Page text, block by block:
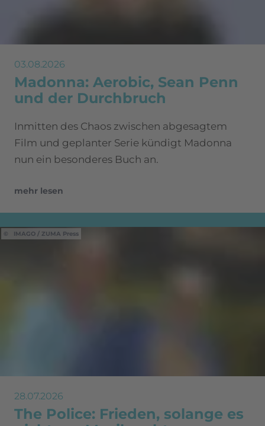
03.08.2026
Madonna: Aerobic, Sean Penn
und der Durchbruch
Inmitten des Chaos zwischen abgesagtem
Film und geplanter Serie kündigt Madonna
nun ein besonderes Buch an.
mehr lesen
IMAGO / ZUMA Press
28.07.2026
The Police: Frieden, solange es